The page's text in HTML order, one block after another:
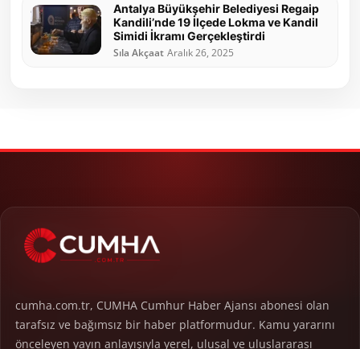
Antalya Büyükşehir Belediyesi Regaip
Kandili’nde 19 İlçede Lokma ve Kandil
Simidi İkramı Gerçekleştirdi
Sıla Akçaat Aralık 26, 2025
cumha.com.tr, CUMHA Cumhur Haber Ajansı abonesi olan
tarafsız ve bağımsız bir haber platformudur. Kamu yararını
önceleyen yayın anlayışıyla yerel, ulusal ve uluslararası